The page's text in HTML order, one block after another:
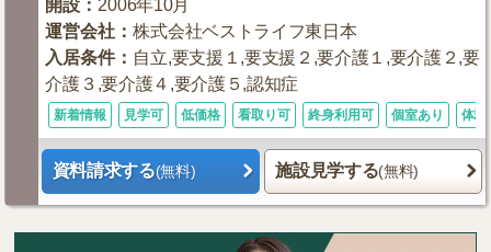
開設 ： 2006年10月
運営会社 ：株式会社ベストライフ東日本
入居条件： 自立,要支援１,要支援２,要介護１,要介護２,要
介護３,要介護４,要介護５,認知症
新着情報 見学可 低価格 看取り可 終身利用可 個室あり 体験
資料請求する(無料) 施設見学する(無料)